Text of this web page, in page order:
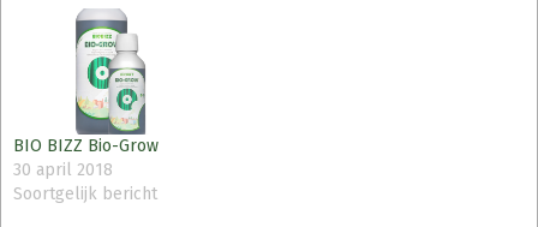
BIO BIZZ Bio-Grow
30 april 2018
Soortgelijk bericht